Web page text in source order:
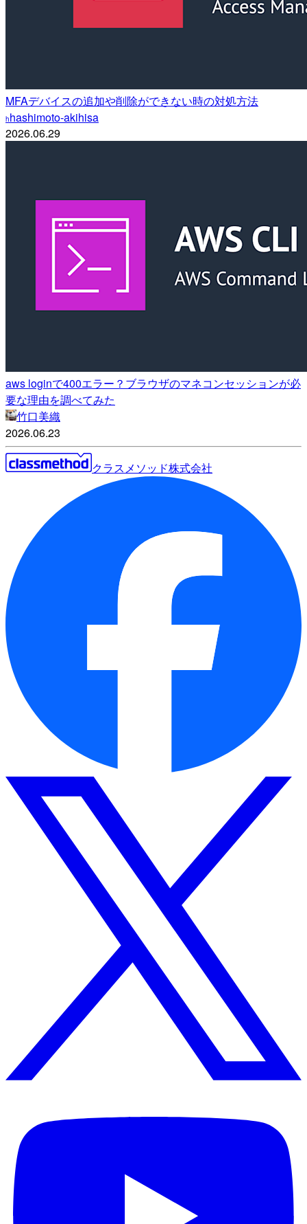
MFAデバイスの追加や削除ができない時の対処方法
hhashimoto-akihisa
2026.06.29
aws loginで400エラー？ブラウザのマネコンセッションが必
要な理由を調べてみた
竹口美織
2026.06.23
クラスメソッド株式会社